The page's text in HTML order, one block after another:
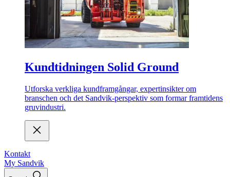
Kundtidningen Solid Ground
Utforska verkliga kundframgångar, expertinsikter om
branschen och det Sandvik-perspektiv som formar framtidens
gruvindustri.
Kontakt
My Sandvik